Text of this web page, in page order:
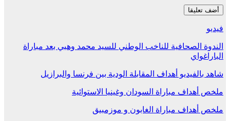
فيديو
الندوة الصحافية للناخب الوطني للسيد محمد وهبي بعد مباراة
الباراغواي
شاهد بالفيديو أهداف المقابلة الودية بين فرنسا والبرازيل
ملخص أهداف مباراة السودان وغينيا الاستوائية
ملخص أهداف مباراة الغابون و موزمبيق